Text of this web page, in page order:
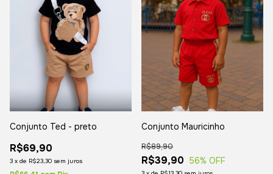
Conjunto Ted - preto
R$69,90
3 x de R$23,30 sem juros
Conjunto Mauricinho
R$39,90
R$89,90
56% OFF